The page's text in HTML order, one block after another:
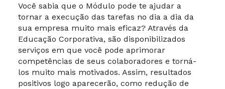
Você sabia que o Módulo pode te ajudar a
tornar a execução das tarefas no dia a dia da
sua empresa muito mais eficaz? Através da
Educação Corporativa, são disponibilizados
serviços em que você pode aprimorar
competências de seus colaboradores e torná-
los muito mais motivados. Assim, resultados
positivos logo aparecerão, como redução de